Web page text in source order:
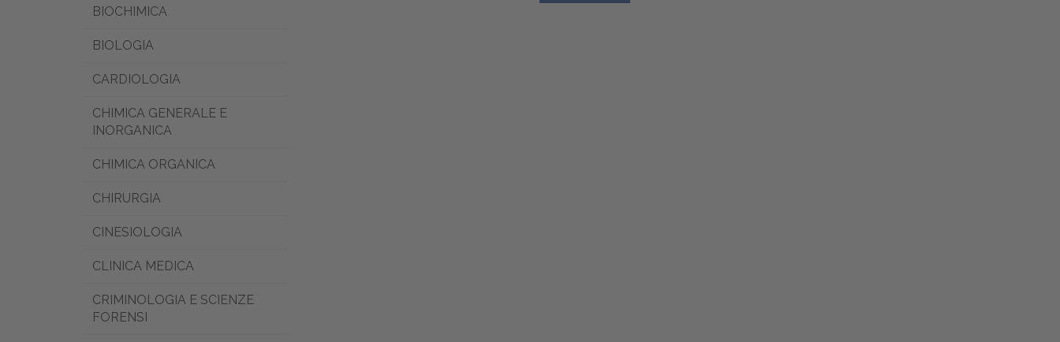
BIOCHIMICA
BIOLOGIA
CARDIOLOGIA
CHIMICA GENERALE E
INORGANICA
CHIMICA ORGANICA
CHIRURGIA
CINESIOLOGIA
CLINICA MEDICA
CRIMINOLOGIA E SCIENZE
FORENSI